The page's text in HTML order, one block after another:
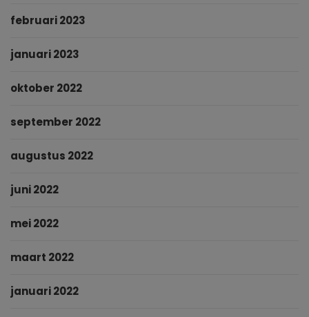
februari 2023
januari 2023
oktober 2022
september 2022
augustus 2022
juni 2022
mei 2022
maart 2022
januari 2022